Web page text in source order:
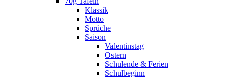
Klassik
Motto
Sprüche
Saison
Valentinstag
Ostern
Schulende & Ferien
Schulbeginn